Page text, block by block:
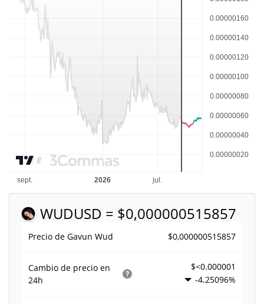
WUDUSD = $0,000000515857
Precio de Gavun Wud $0,000000515857
Cambio de precio en
24h
$<0.000001
-4.25096%